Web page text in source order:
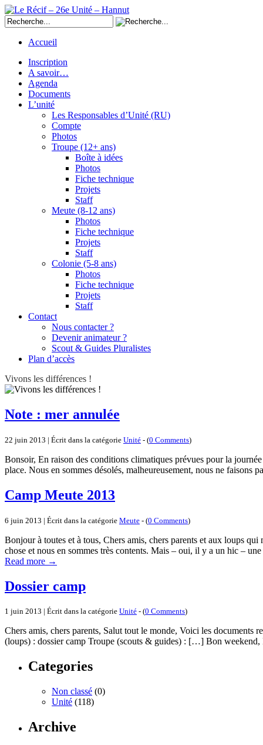
Accueil
Inscription
A savoir…
Agenda
Documents
L’unité
Les Responsables d’Unité (RU)
Compte
Photos
Troupe (12+ ans)
Boîte à idées
Photos
Fiche technique
Projets
Staff
Meute (8-12 ans)
Photos
Fiche technique
Projets
Staff
Colonie (5-8 ans)
Photos
Fiche technique
Projets
Staff
Contact
Nous contacter ?
Devenir animateur ?
Scout & Guides Pluralistes
Plan d’accès
Vivons les différences !
Note : mer annulée
22 juin 2013 | Écrit dans la catégorie Unité - (0 Comments)
Bonsoir, En raison des conditions climatiques prévues pour la
place. Nous en sommes désolés, malheureusement, nous ne faisons
Camp Meute 2013
6 juin 2013 | Écrit dans la catégorie Meute - (0 Comments)
Bonjour à toutes et à tous, Chers amis, chers parents et aux loups
chose et nous en sommes très contents. Mais – oui, il y a un hic –
Read more →
Dossier camp
1 juin 2013 | Écrit dans la catégorie Unité - (0 Comments)
Chers amis, chers parents, Salut tout le monde, Voici les documents
(loups) : dossier camp Troupe (scouts & guides) : […] Bon weekend,
Categories
Non classé (0)
Unité (118)
Archive